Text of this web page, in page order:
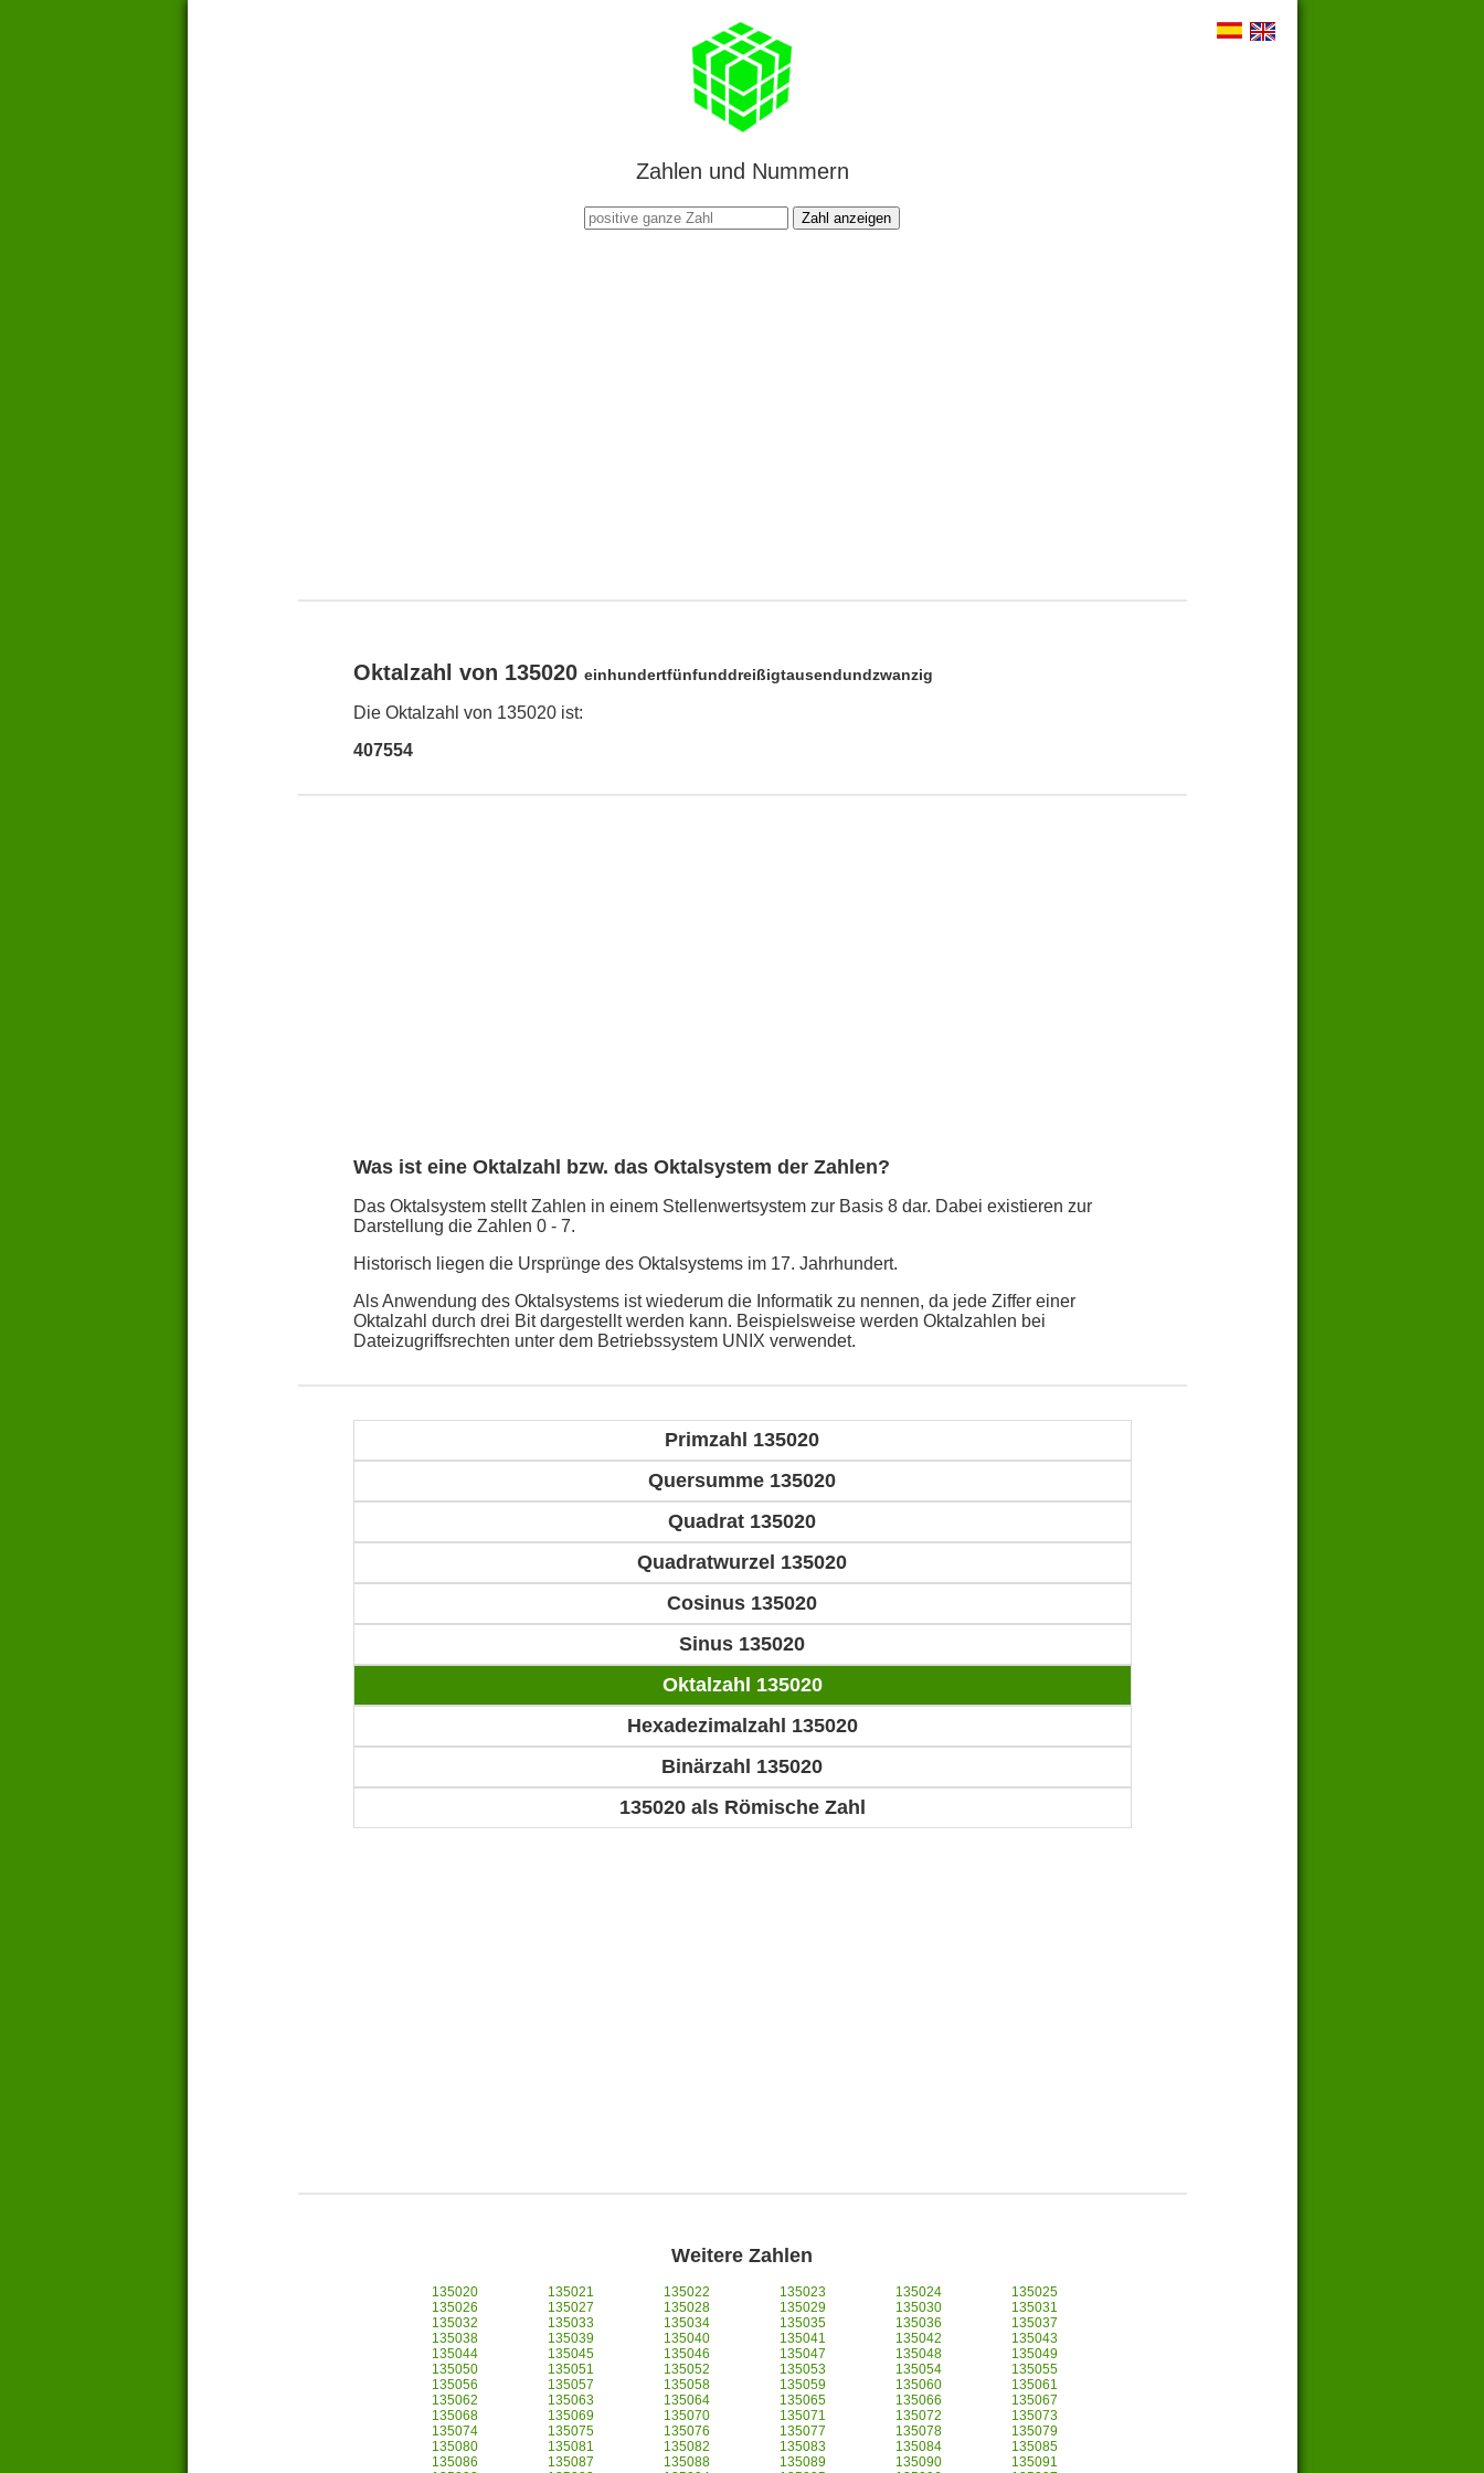
Zahlen und Nummern
Zahl anzeigen
Oktalzahl von 135020 einhundertfünfunddreißigtausendundzwanzig
Die Oktalzahl von 135020 ist:
407554
Was ist eine Oktalzahl bzw. das Oktalsystem der Zahlen?
Das Oktalsystem stellt Zahlen in einem Stellenwertsystem zur Basis 8 dar. Dabei existieren zur
Darstellung die Zahlen 0 - 7.
Historisch liegen die Ursprünge des Oktalsystems im 17. Jahrhundert.
Als Anwendung des Oktalsystems ist wiederum die Informatik zu nennen, da jede Ziffer einer
Oktalzahl durch drei Bit dargestellt werden kann. Beispielsweise werden Oktalzahlen bei
Dateizugriffsrechten unter dem Betriebssystem UNIX verwendet.
Primzahl 135020
Quersumme 135020
Quadrat 135020
Quadratwurzel 135020
Cosinus 135020
Sinus 135020
Oktalzahl 135020
Hexadezimalzahl 135020
Binärzahl 135020
135020 als Römische Zahl
Weitere Zahlen
135020 135021 135022 135023 135024
135025
135026
135027 135028 135029 135030
135031
135032
135033 135034 135035 135036
135037
135038
135039 135040 135041 135042
135043
135044
135045 135046 135047 135048
135049
135050
135051 135052 135053 135054
135055
135056
135057 135058 135059 135060
135061
135062
135063 135064 135065 135066
135067
135068
135069 135070 135071 135072
135073
135074
135075 135076 135077 135078
135079
135080
135081 135082 135083 135084
135085
135086
135087 135088 135089 135090
135091